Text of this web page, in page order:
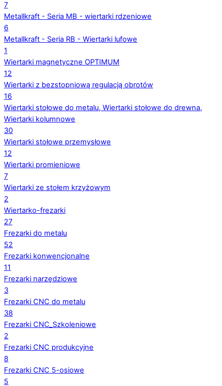
7
Metallkraft - Seria MB - wiertarki rdzeniowe
6
Metallkraft - Seria RB - Wiertarki lufowe
1
Wiertarki magnetyczne OPTIMUM
12
Wiertarki z bezstopniową regulacją obrotów
16
Wiertarki stołowe do metalu, Wiertarki stołowe do drewna,
Wiertarki kolumnowe
30
Wiertarki stołowe przemysłowe
12
Wiertarki promieniowe
7
Wiertarki ze stołem krzyżowym
2
Wiertarko-frezarki
27
Frezarki do metalu
52
Frezarki konwencjonalne
11
Frezarki narzędziowe
3
Frezarki CNC do metalu
38
Frezarki CNC_Szkoleniowe
2
Frezarki CNC produkcyjne
8
Frezarki CNC 5-osiowe
5